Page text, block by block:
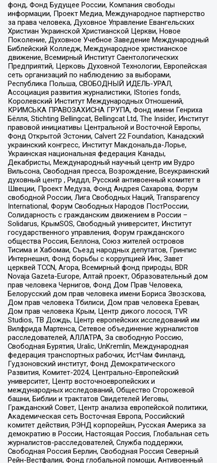
фонд, Фонд Будущее России, Компания свободы
информации, Проект Медиа, Международное партнерство
за права человека, Духовное Управление Евангельских
Христиан Украинской Христианской Церкви, Новое
Поколение, Духовное Учебное Заведение Международный
Библейский Колледж, Международное христианское
движение, Всемирный Институт Саентологических
Предприятий, Церковь Духовной Технологии, Европейская
сеть организаций по наблюдению за выборами,
Республика Польша, СВОБОДНЫЙ ИДЕЛЬ-УРАЛ,
Ассоциация развития журналистики, IStories fonds,
Королевский Институт Международных Отношений,
КРИМСЬКА ПРАВОЗАХИСНА ГРУПА, Фонд имени Генриха
Бёлля, Stichting Bellingcat, Bellingcat Ltd, The Insider, Институт
правовой инициативы Центральной и Восточной Европы,
Фонд Открытой Эстонии, Calvert 22 Foundation, Канадский
украинский конгресс, Институт Макдональда-Лорье,
Украинская национальная федерация Канады,
Декабристы, Международный научный центр им Вудро
Вильсона, Свободная пресса, Возрождение, Всеукраинский
духовный центр , Риддл, Русский антивоенный комитет в
Швеции, Проект Медуза, Фонд Андрея Сахарова, Форум
свободной России, Лига Свободных Наций, Transparеncy
International, Форум Свободных Народов ПостРоссии,
Солидарность с гражданским движением в России –
Solidarus, КрымSOS, Свободный университет, Институт
государственного управления, Форум гражданского
общества Россия, Беллона, Союз жителей островов
Тисима и Хабомаи, Съезд народных депутатов, Гринпис
Интернешнл, Фонд борьбы с коррупцией Инк, Завет
церквей TCCN, Агора, Всемирный фонд природы, BDR
Novaja Gazeta-Europe, Алтай проект, Образовательный дом
прав человека Чернигов, Фонд Дом Прав Человека,
Белорусский дом прав человека имени Бориса Звозскова,
Дом прав человека Тбилиси, Дом прав человека Ереван,
Дом прав человека Крым, Центр дикого лосося, TVR
Studios, ТВ Дождь, Центр европейских исследований им
Вилфрида Мартенса, Сетевое объединение журналистов
расследователей, АЛЛАТРА, За свободную Россию,
Свободная Бурятия, Uralic, UnKremlin, Международная
федерация транспортных рабочих, ИстЧам Финланд,
Гудзоновский институт, Фонд Демократического
Развития, Комитет-2024, Центрально-Европейский
университет, Центр восточноевропейских и
международных исследований, Общество Сторожевой
башни, Библии и трактатов Свидетелей Иеговы,
Гражданский Совет, Центр анализа европейской политики,
Академическая сеть Восточная Европа, Российский
комитет действия, РЭНД корпорейшн, Русская Америка за
демократию в России, Настоящая Россия, Глобальная сеть
журналистов-расследователей, Служба поддержки,
Свободная Россия Берлин, Свободная Россия Северный
Рейн-Вестфалия, Фонд глобальной помощи, Антивоенный